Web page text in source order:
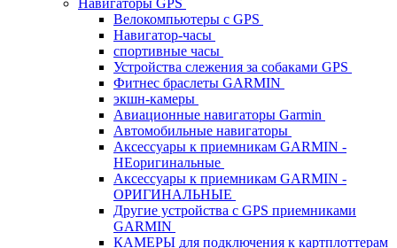
Навигаторы GPS
Велокомпьютеры с GPS
Навигатор-часы
спортивные часы
Устройства слежения за собаками GPS
Фитнес браслеты GARMIN
экшн-камеры
Авиационные навигаторы Garmin
Автомобильные навигаторы
Аксессуары к приемникам GARMIN -
НЕоригинальные
Аксессуары к приемникам GARMIN -
ОРИГИНАЛЬНЫЕ
Другие устройства с GPS приемниками
GARMIN
КАМЕРЫ для подключения к картплоттерам